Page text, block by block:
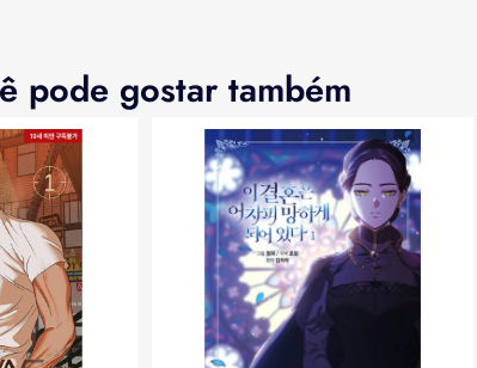
pode gostar também